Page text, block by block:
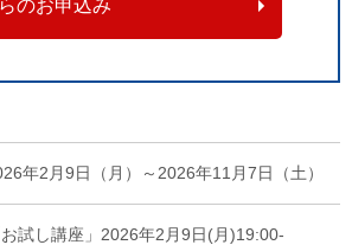
のお申込み
年2月9日（月）～2026年11月7日（土）
お試し講座」2026年2月9日(月)19:00-